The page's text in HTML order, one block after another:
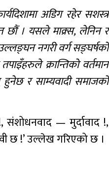
अडिग रहेर सशस्त्र
छौं । यसले माक्र्स, लेनिन र
नगरी वर्ग सङ्घर्षको
क्रान्तिको वर्तमान
र साम्यवादी समाजको
संशोधनवाद — मुर्दावाद !,
छ !’ उल्लेख गरिएको छ ।